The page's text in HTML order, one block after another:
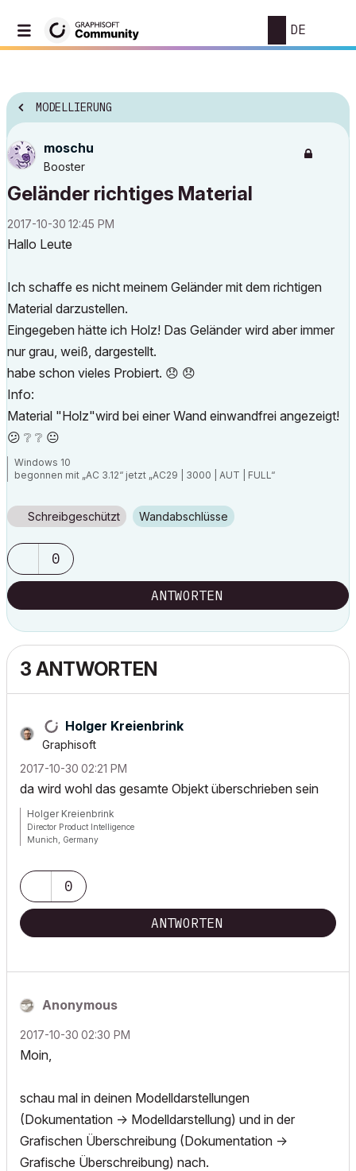
DE
MODELLIERUNG
moschu
Booster
Geländer richtiges Material
‎2017-10-30 12:45 PM
Hallo Leute
Ich schaffe es nicht meinem Geländer mit dem richtigen
Material darzustellen.
Eingegeben hätte ich Holz! Das Geländer wird aber immer
nur grau, weiß, dargestellt.
habe schon vieles Probiert. 😞 😞
Info:
Material "Holz"wird bei einer Wand einwandfrei angezeigt!
😕 ❔ ❔ 😐
Windows 10
begonnen mit „AC 3.12“ jetzt „AC29 | 3000 | AUT | FULL“
Schreibgeschützt Wandabschlüsse
0
ANTWORTEN
3 ANTWORTEN
Holger Kreienbrink
Graphisoft
‎2017-10-30 02:21 PM
da wird wohl das gesamte Objekt überschrieben sein
Holger Kreienbrink
Director Product Intelligence
Munich, Germany
0
ANTWORTEN
Anonymous
‎2017-10-30 02:30 PM
Moin,
schau mal in deinen Modelldarstellungen
(Dokumentation -> Modelldarstellung) und in der
Grafischen Überschreibung (Dokumentation ->
Grafische Überschreibung) nach.